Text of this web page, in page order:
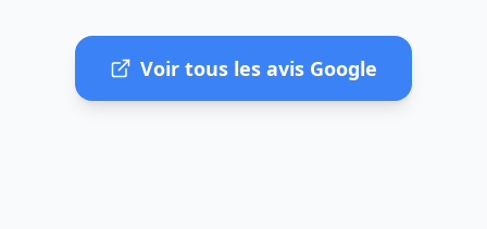
Voir tous les avis Google